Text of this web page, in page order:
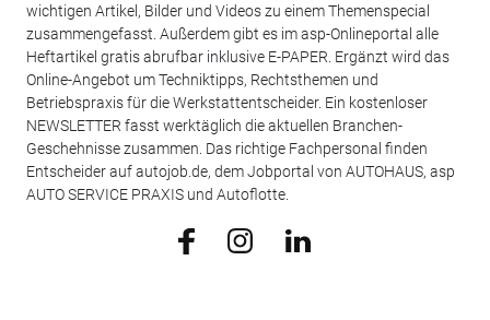
wichtigen Artikel, Bilder und Videos zu einem Themenspecial
zusammengefasst. Außerdem gibt es im asp-Onlineportal alle
Heftartikel gratis abrufbar inklusive E-PAPER. Ergänzt wird das
Online-Angebot um Techniktipps, Rechtsthemen und
Betriebspraxis für die Werkstattentscheider. Ein kostenloser
NEWSLETTER fasst werktäglich die aktuellen Branchen-
Geschehnisse zusammen. Das richtige Fachpersonal finden
Entscheider auf autojob.de, dem Jobportal von AUTOHAUS, asp
AUTO SERVICE PRAXIS und Autoflotte.